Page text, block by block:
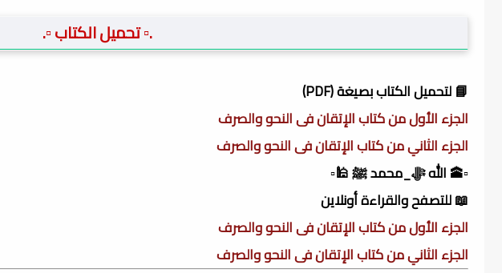
.▫️ تحميل الكتاب ▫️.
📘 لتحميل الكتاب بصيغة (PDF)
الجزء الأول من كتاب الإتقان فى النحو والصرف
الجزء الثاني من كتاب الإتقان فى النحو والصرف
▫️🕋 الله ﷻ_محمد ﷺ 🕌▫️
📖 للتصفح والقراءة أونلاين
الجزء الأول من كتاب الإتقان فى النحو والصرف
الجزء الثاني من كتاب الإتقان فى النحو والصرف